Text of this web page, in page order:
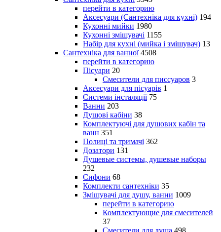
перейти в категорию
Аксесуари (Сантехніка для кухні) 194
Кухонні мийки 1980
Кухонні змішувачі 1155
Набір для кухні (мийка і змішувач) 13
Сантехніка для ванної 4508
перейти в категорию
Пісуари 20
Смесители для писсуаров 3
Аксесуари для пісуарів 1
Системи інсталяції 75
Ванни 203
Душові кабіни 38
Комплектуючі для душових кабін та
ванн 351
Полиці та тримачі 362
Дозатори 131
Душевые системы, душевые наборы
232
Сифони 68
Комплекти сантехніки 35
Змішувачі для душу, ванни 1009
перейти в категорию
Комплектующие для смесителей
37
Смесители для душа 498